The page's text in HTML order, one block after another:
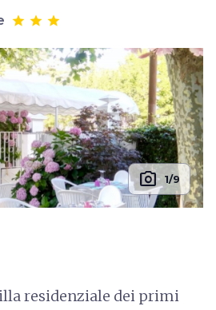
photo_camera 1/9
residenziale dei primi